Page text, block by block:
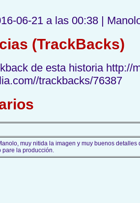
06-21 a las 00:38 |
(TrackBacks)
de esta historia http://
trackbacks/76387
muy nitida la imagen y muy buenos
pare la producción.